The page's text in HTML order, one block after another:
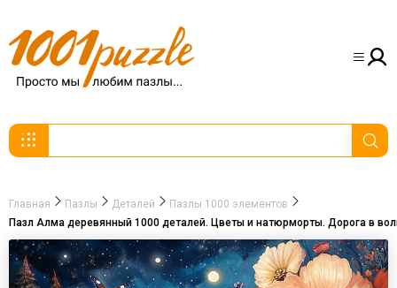
Главная Пазлы Деталей
Пазлы 1000 элементов
Пазл Алма деревянный 1000 деталей. Цветы и натюрморты. Дорога в